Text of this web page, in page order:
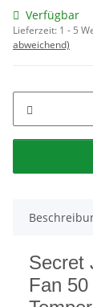
Verfügbar
Lieferzeit: 1 - 5
abweichend)
Secret
Fan